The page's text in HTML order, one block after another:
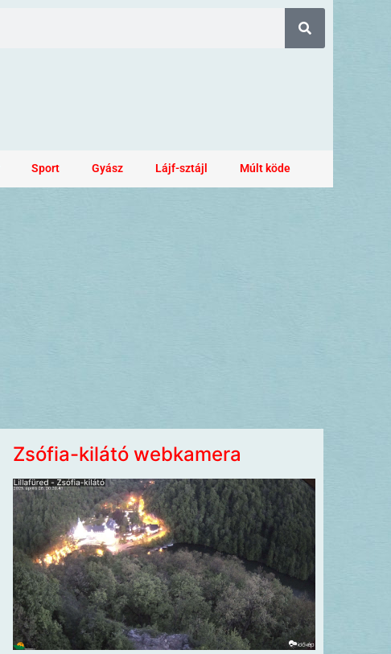
Sport Gyász Lájf-sztájl Múlt köde
Zsófia-kilátó webkamera